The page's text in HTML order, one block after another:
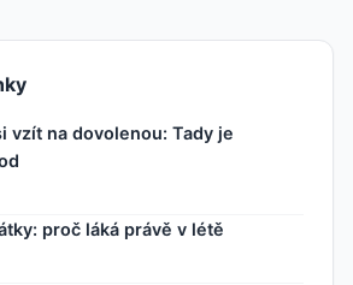
vzít na dovolenou: Tady je
proč láká právě v létě